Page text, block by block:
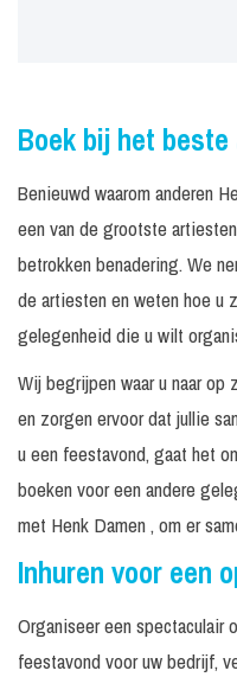
Boek bij het
Benieuwd waarom anderen
een van de grootste
betrokken benadering. We
de artiesten en weten hoe u
gelegenheid die u wilt
Wij begrijpen waar u naar
en zorgen ervoor dat jullie
u een feestavond, gaat het
boeken voor een andere
met Henk Damen , om er
Inhuren voor een
Organiseer een spectaculair
feestavond voor uw bedrijf,